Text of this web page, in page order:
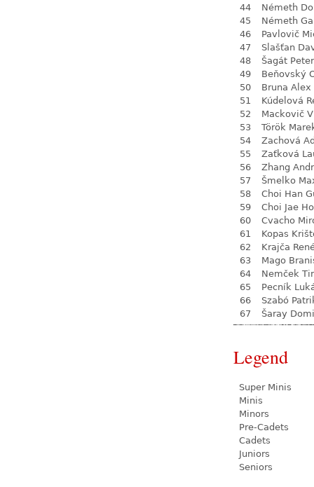
44
Németh
45
Németh
46
Pavlovič
47
Slašťan
48
Šagát Peter
49
Beňovský
50
Bruna Alex
51
Kúdelová
52
Mackovič
53
Török
54
Zachová
55
Zaťková
56
Zhang
57
Šmelko
58
Choi Han
59
Choi Jae Ho
60
Cvacho
61
Kopas
62
Krajča
63
Mago
64
Nemček
65
Pecník
66
Szabó
67
Šaray
Legend
Super Minis
Minis
Minors
Pre-Cadets
Cadets
Juniors
Seniors